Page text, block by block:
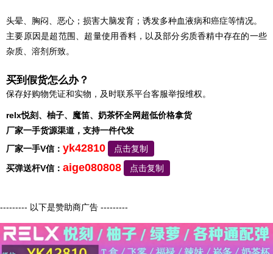
头晕、胸闷、恶心；损害大脑发育；诱发多种血液病和癌症等情况。
主要原因是超范围、超量使用香料，以及部分劣质香精中存在的一些
杂质、溶剂所致。
买到假货怎么办？
保存好购物凭证和实物，及时联系平台客服举报维权。
relx悦刻、柚子、魔笛、奶茶怀全网超低价格拿货
厂家一手货源渠道，支持一件代发
厂家一手V信： yk42810
点击复制
买弹送杆V信： aige080808 点击复制
--------- 以下是赞助商广告 ---------